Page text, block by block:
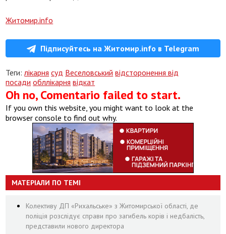
Житомир.info
Підписуйтесь на Житомир.info в Telegram
Теги:лікарня суд Веселовський відсторонення від
посади обллікарня відкат
Oh no, Comentario failed to start.
If you own this website, you might want to look at the
browser console to find out why.
МАТЕРІАЛИ ПО ТЕМІ
Колективу ДП «Рихальське» з Житомирської області, де
поліція розслідує справи про загибель корів і недбалість,
представили нового директора